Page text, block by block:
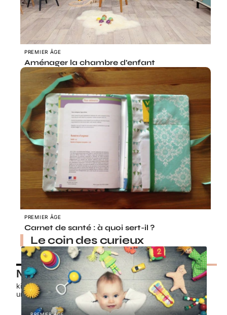
PREMIER ÂGE
Aménager la chambre d’enfant
PREMIER ÂGE
Carnet de santé : à quoi sert-il ?
Le coin des curieux
Nos petits chouchous
kids-promo.fr
unbrindefil.fr